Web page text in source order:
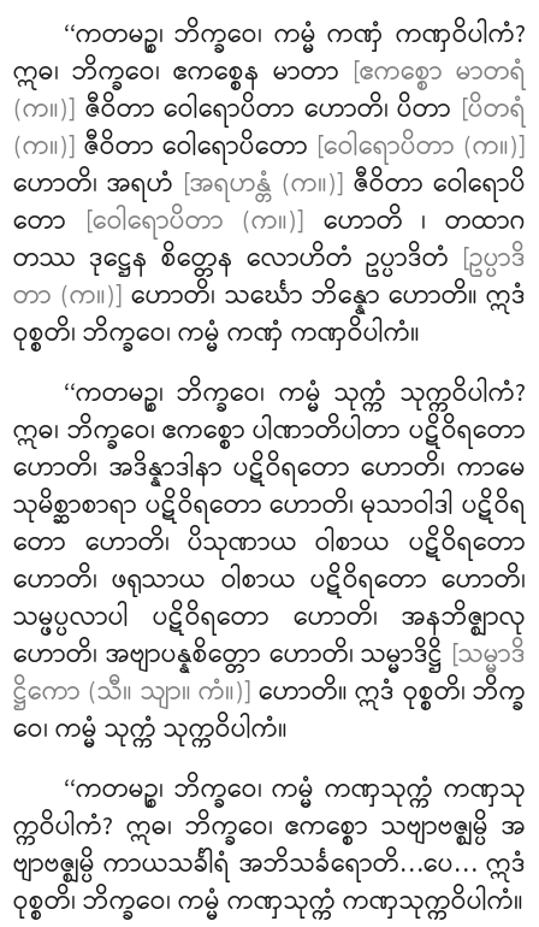
‘‘ကတမဉ္စ၊ ဘိက္ခဝေ၊ ကမ္မံ ကဏှံ ကဏှဝိပါကံ?
ဣဓ၊ ဘိက္ခဝေ၊ ဧကစ္စေန မာတာ [ဧကစ္စော မာတရံ
(က။)] ဇီဝိတာ ဝေါရောပိတာ ဟောတိ၊ ပိတာ [ပိတရံ
(က။)] ဇီဝိတာ ဝေါရောပိတော [ဝေါရောပိတာ (က။)]
ဟောတိ၊ အရဟံ [အရဟန္တံ (က။)] ဇီဝိတာ ဝေါရောပိ
တော [ဝေါရောပိတာ (က။)] ဟောတိ ၊ တထာဂ
တဿ ဒုဋ္ဌေန စိတ္တေန လောဟိတံ ဥပ္ပာဒိတံ [ဥပ္ပာဒိ
တာ (က။)] ဟောတိ၊ သင်္ဃော ဘိန္နော ဟောတိ။ ဣဒံ
ဝုစ္စတိ၊ ဘိက္ခဝေ၊ ကမ္မံ ကဏှံ ကဏှဝိပါကံ။
‘‘ကတမဉ္စ၊ ဘိက္ခဝေ၊ ကမ္မံ သုက္ကံ သုက္ကဝိပါကံ?
ဣဓ၊ ဘိက္ခဝေ၊ ဧကစ္စော ပါဏာတိပါတာ ပဋိဝိရတော
ဟောတိ၊ အဒိန္နာဒါနာ ပဋိဝိရတော ဟောတိ၊ ကာမေ
သုမိစ္ဆာစာရာ ပဋိဝိရတော ဟောတိ၊ မုသာဝါဒါ ပဋိဝိရ
တော ဟောတိ၊ ပိသုဏာယ ဝါစာယ ပဋိဝိရတော
ဟောတိ၊ ဖရုသာယ ဝါစာယ ပဋိဝိရတော ဟောတိ၊
သမ္ဖပ္ပလာပါ ပဋိဝိရတော ဟောတိ၊ အနဘိဇ္ဈာလု
ဟောတိ၊ အဗျာပန္နစိတ္တော ဟောတိ၊ သမ္မာဒိဋ္ဌိ [သမ္မာဒိ
ဋ္ဌိကော (သီ။ သျာ။ ကံ။)]ဟောတိ။ ဣဒံ ဝုစ္စတိ၊ ဘိက္ခ
ဝေ၊ ကမ္မံ သုက္ကံ သုက္ကဝိပါကံ။
‘‘ကတမဉ္စ၊ ဘိက္ခဝေ၊ ကမ္မံ ကဏှသုက္ကံ ကဏှသု
က္ကဝိပါကံ? ဣဓ၊ ဘိက္ခဝေ၊ ဧကစ္စော သဗျာဗဇ္ဈမ္ပိ အ
ဗျာဗဇ္ဈမ္ပိ ကာယသင်္ခါရံ အဘိသင်္ခရောတိ…ပေ… ဣဒံ
ဝုစ္စတိ၊ ဘိက္ခဝေ၊ ကမ္မံ ကဏှသုက္ကံ ကဏှသုက္ကဝိပါကံ။